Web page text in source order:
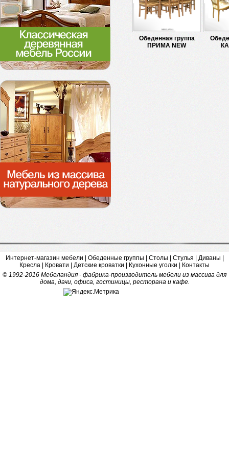
Обеденная группа
ПРИМА NEW
Интернет-магазин мебели Обеденные группы Столы Стулья Диваны
Кресла
Кровати Детские кроватки Кухонные уголки
Контакты
© 1992-2016 Мебеландия - фабрика-производитель мебели из массива для
дома, дачи, офиса, гостиницы, ресторана и кафе.